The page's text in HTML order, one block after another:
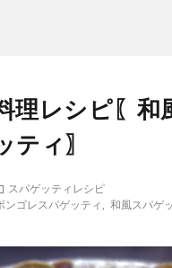
理レシピ〖和
ティ〗
スパゲッティレシピ
ンゴレスパゲッティ 和風スパゲ